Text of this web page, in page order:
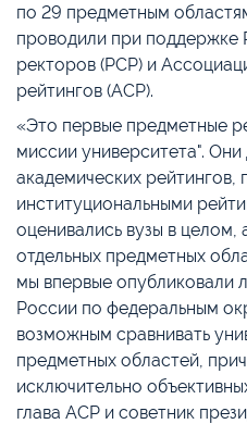
по 29 предметным
проводили при поддержке
ректоров (РСР) и
рейтингов (АСР).
«Это первые предметные
миссии университета".
академических рейтингов,
институциональными
оценивались вузы в целом,
отдельных предметных
мы впервые опубликовали
России по федеральным
возможным сравнивать
предметных областей,
исключительно
глава АСР и советник